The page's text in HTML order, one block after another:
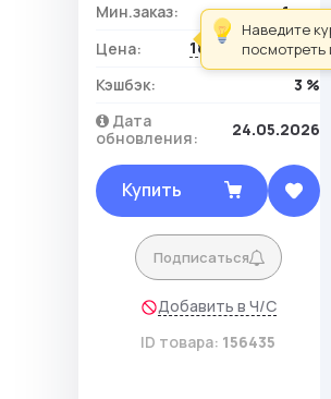
Мин.заказ:
1 шт.
Цена:
188,50 ₽ / шт.
Кэшбэк:
3 %
Дата
обновления:
24.05.2026
Купить
Подписаться
Добавить в Ч/С
ID товара: 156435
Наведите